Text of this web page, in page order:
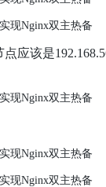
应该是